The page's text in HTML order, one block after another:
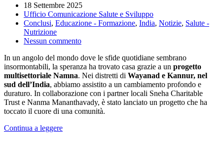
18 Settembre 2025
Ufficio Comunicazione Salute e Sviluppo
Conclusi, Educazione - Formazione, India, Notizie, Salute -
Nutrizione
Nessun commentosu
Futuro
Riscritto:
Come
la
solidarietà
sta
trasformando
In un angolo del mondo dove le sfide quotidiane sembrano
insormontabili, la speranza ha trovato casa grazie a un progetto
multisettoriale Namna. Nei distretti di Wayanad e Kannur, nel
sud dell’India, abbiamo assistito a un cambiamento profondo e
duraturo. In collaborazione con i partner locali Sneha Charitable
Trust e Nanma Mananthavady, è stato lanciato un progetto che ha
toccato il cuore di una comunità.
Continua a leggere